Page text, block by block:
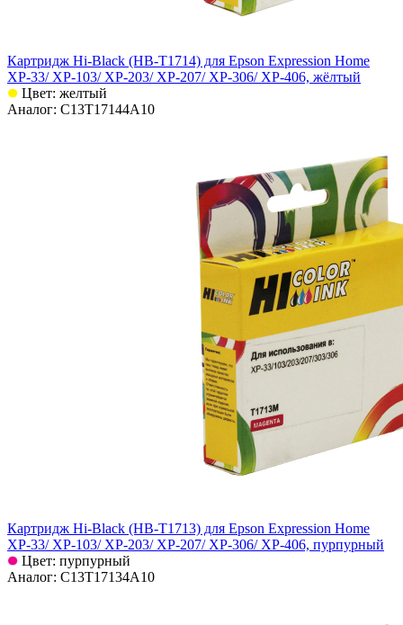
Картридж Hi-Black (HB-T1714) для Epson Expression Home
XP-33/ XP-103/ XP-203/ XP-207/ XP-306/ XP-406, жёлтый
Цвет: желтый
Аналог: C13T17144A10
Картридж Hi-Black (HB-T1713) для Epson Expression Home
XP-33/ XP-103/ XP-203/ XP-207/ XP-306/ XP-406, пурпурный
Цвет: пурпурный
Аналог: C13T17134A10